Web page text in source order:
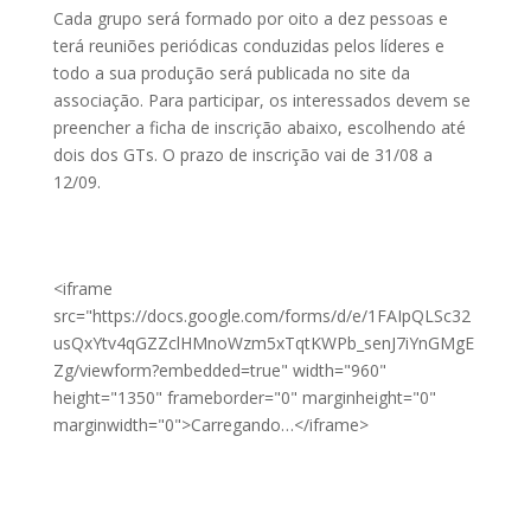
Cada grupo será formado por oito a dez pessoas e
terá reuniões periódicas conduzidas pelos líderes e
todo a sua produção será publicada no site da
associação. Para participar, os interessados devem se
preencher a ficha de inscrição abaixo, escolhendo até
dois dos GTs. O prazo de inscrição vai de 31/08 a
12/09.
<iframe
src="https://docs.google.com/forms/d/e/1FAIpQLSc32
usQxYtv4qGZZclHMnoWzm5xTqtKWPb_senJ7iYnGMgE
Zg/viewform?embedded=true" width="960"
height="1350" frameborder="0" marginheight="0"
marginwidth="0">Carregando…</iframe>